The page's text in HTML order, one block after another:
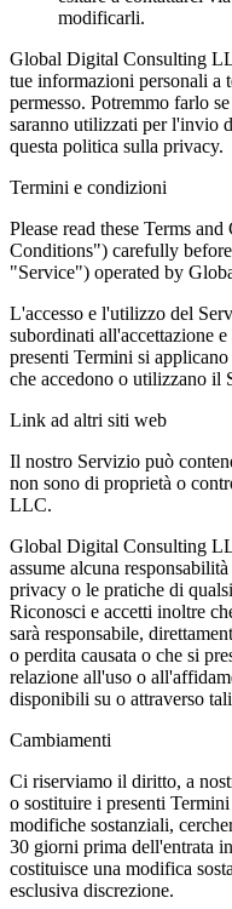
modificarli.
Global Digital Consulting
tue informazioni personali a
permesso. Potremmo farlo
saranno utilizzati per l'invio
questa politica sulla privacy.
Termini e condizioni
Please read these Terms
Conditions") carefully
"Service") operated by
L'accesso e l'utilizzo del
subordinati all'accettazione
presenti Termini si
che accedono o utilizzano il
Link ad altri siti web
Il nostro Servizio può
non sono di proprietà o
LLC.
Global Digital Consulting
assume alcuna
privacy o le pratiche di
Riconosci e accetti inoltre
sarà responsabile,
o perdita causata o che si
relazione all'uso o
disponibili su o attraverso
Cambiamenti
Ci riserviamo il diritto, a
o sostituire i presenti
modifiche sostanziali,
30 giorni prima dell'entrata
costituisce una modifica
esclusiva discrezione.